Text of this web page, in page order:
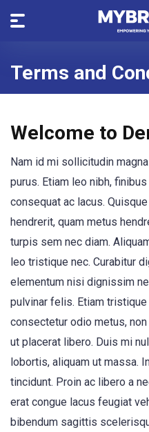
Terms and
Welcome to
Nam id mi sollicitudin
purus. Etiam leo nibh,
consequat ac lacus.
hendrerit, quam metus
turpis sem nec diam.
leo tristique nec. Curabitur
elementum nisi dignissim
pulvinar felis. Etiam
consectetur odio metus,
ut placerat libero. Duis mi
lobortis, aliquam ut massa.
tincidunt. Proin ac libero a
erat congue lacus feugiat
bibendum sagittis